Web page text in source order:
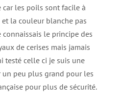
car les poils sont facile à
la couleur blanche pas
le principe des
de cerises mais jamais
testé celle ci je suis une
peu plus grand pour les
pour plus de sécurité.